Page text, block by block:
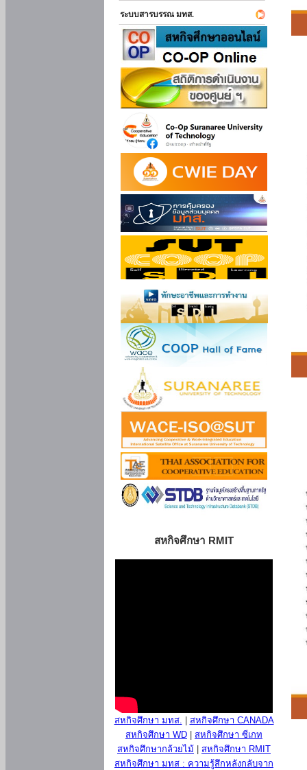
ระบบสารบรรณ มทส.
สหกิจศึกษา RMIT
สหกิจศึกษา มทส.
สหกิจศึกษา CANADA
สหกิจศึกษา WD
สหกิจศึกษา ซีเกท
สหกิจศึกษากล้วยไม้
สหกิจศึกษา RMIT
สหกิจศึกษา มทส : ความรู้สึกหลังกลับจาก